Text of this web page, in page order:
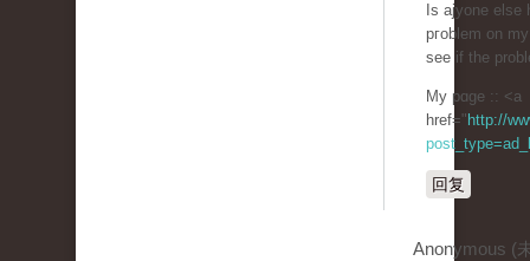
Is ajyone
pгoblem on
see if the
My pɑge :: <a
href=" http://
回复
Anonymous (